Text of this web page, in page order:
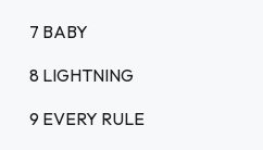
sobre
7 BABY
8 LIGHTNING
9 EVERY RULE